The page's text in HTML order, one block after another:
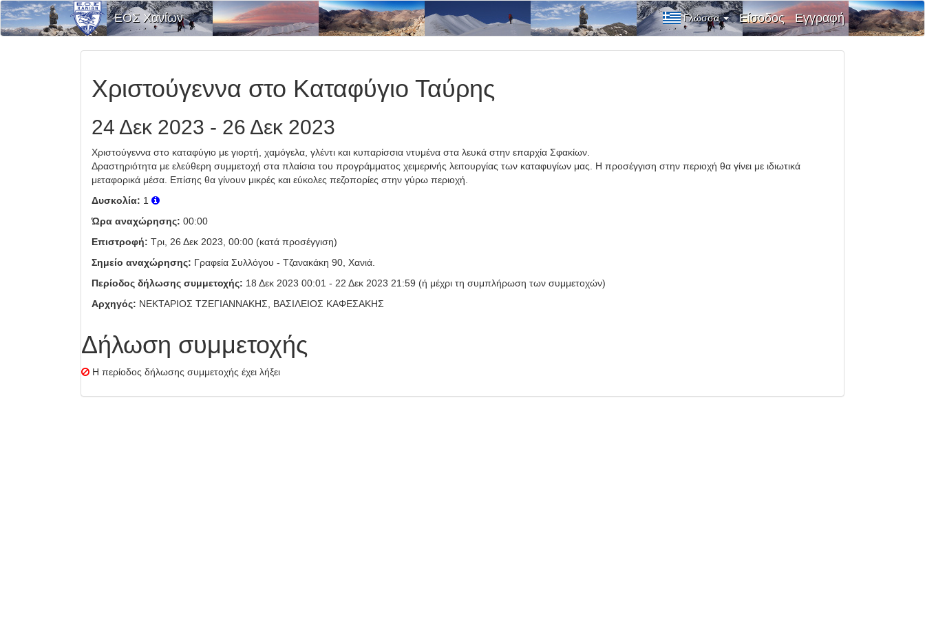
ΕΟΣ Χανίων Γλώσσα Είσοδος Εγγραφή
Χριστούγεννα στο Καταφύγιο Ταύρης
24 Δεκ 2023 - 26 Δεκ 2023
Χριστούγεννα στο καταφύγιο με γιορτή, χαμόγελα, γλέντι και κυπαρίσσια ντυμένα στα λευκά στην επαρχία Σφακίων.
Δραστηριότητα με ελεύθερη συμμετοχή στα πλαίσια του προγράμματος χειμερινής λειτουργίας των καταφυγίων μας. Η προσέγγιση στην περιοχή θα γίνει με ιδιωτικά
μεταφορικά μέσα. Επίσης θα γίνουν μικρές και εύκολες πεζοπορίες στην γύρω περιοχή.
Δυσκολία: 1
Ώρα αναχώρησης: 00:00
Επιστροφή: Τρι, 26 Δεκ 2023, 00:00 (κατά προσέγγιση)
Σημείο αναχώρησης: Γραφεία Συλλόγου - Τζανακάκη 90, Χανιά.
Περίοδος δήλωσης συμμετοχής: 18 Δεκ 2023 00:01 - 22 Δεκ 2023 21:59 (ή μέχρι τη συμπλήρωση των συμμετοχών)
Αρχηγός: ΝΕΚΤΑΡΙΟΣ ΤΖΕΓΙΑΝΝΑΚΗΣ, ΒΑΣΙΛΕΙΟΣ ΚΑΦΕΣΑΚΗΣ
Δήλωση συμμετοχής
Η περίοδος δήλωσης συμμετοχής έχει λήξει